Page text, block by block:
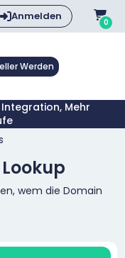
Anmelden 0
Werden
Integration, Mehr
wem die Domain